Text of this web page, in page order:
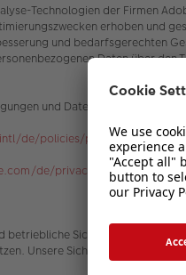
Technologien der Firmen
erhoben und
und bedarfsgerechten
Daten über
und Datenschutz finden Sie
de/policies/privacy/partners/
de/privacy/policy.html
betriebliche
Unsere